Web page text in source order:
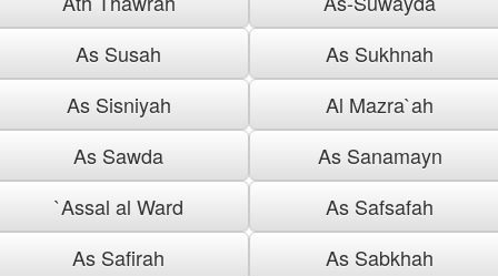
As Susah
As Sukhnah
As Sisniyah
Al Mazra`ah
As Sawda
As Sanamayn
`Assal al Ward
As Safsafah
As Safirah
As Sabkhah